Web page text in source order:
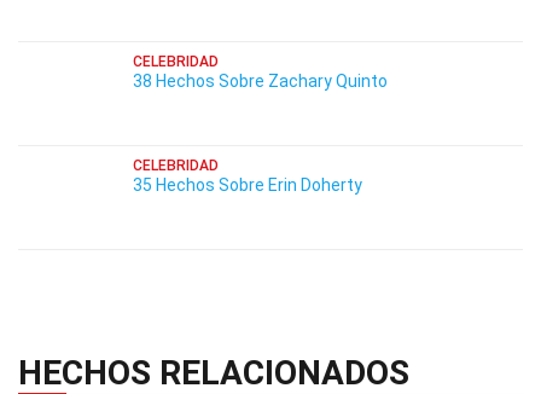
CELEBRIDAD
38 Hechos Sobre Zachary Quinto
CELEBRIDAD
35 Hechos Sobre Erin Doherty
HECHOS RELACIONADOS